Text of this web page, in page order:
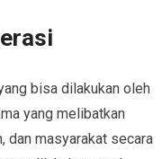
bisa dilakukan oleh
yang melibatkan
dan masyarakat secara